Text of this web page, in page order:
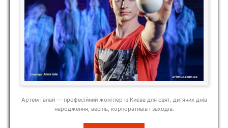
Артем Галай — професійний жонглер із Києва для свят, дитячих днів
народження, весіль, корпоративів і заходів.